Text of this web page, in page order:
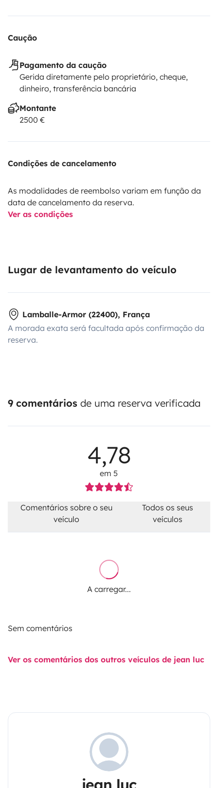
Caução
Pagamento da caução
Gerida diretamente pelo proprietário, cheque,
dinheiro, transferência bancária
Montante
2500 €
Condições de cancelamento
As modalidades de reembolso variam em função da
data de cancelamento da reserva.
Ver as condições
Lugar de levantamento do veículo
Lamballe-Armor (22400), França
A morada exata será facultada após confirmação da
reserva.
9 comentários de uma reserva verificada
4,78
em 5
Comentários sobre o seu
veículo
Todos os seus
veículos
A carregar...
Sem comentários
Ver os comentários dos outros veículos de jean luc